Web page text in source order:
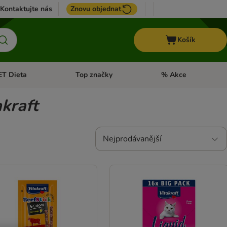
Kontaktujte nás Znovu objednat
Košík
menu: Koně
Dieta Otevřít menu: + VET Dieta
Top značky Otevřít menu: Top
% Akce
Nejprodávanější